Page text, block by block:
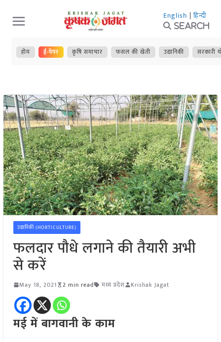
Skip
to
content
English | हिन्दी
Search
होम ई-पेपर कृषि समाचार फसल की खेती उद्यानिकी सरकारी
उद्यानिकी (HORTICULTURE)
फलदार पौधे लगाने की तैयारी अभी
से करें
May 18, 2021 2 min read मध्य प्रदेश Krishak Jagat
मई में बागवानी के काम